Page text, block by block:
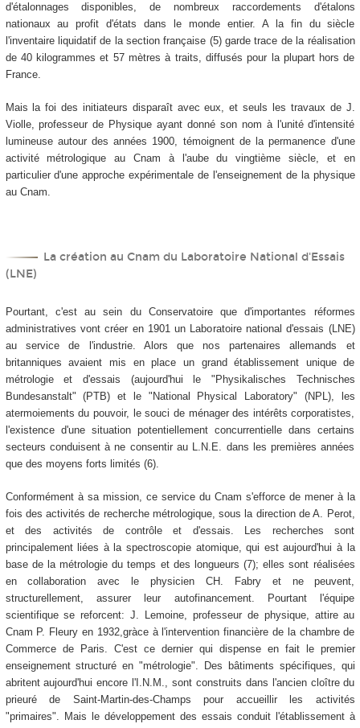
d'étalonnages disponibles, de nombreux raccordements d'étalons
nationaux au profit d'états dans le monde entier. A la fin du siècle
l'inventaire liquidatif de la section française (5) garde trace de la réalisation
de 40 kilogrammes et 57 mètres à traits, diffusés pour la plupart hors de
France.
Mais la foi des initiateurs disparaît avec eux, et seuls les travaux de J.
Violle, professeur de Physique ayant donné son nom à l'unité d'intensité
lumineuse autour des années 1900, témoignent de la permanence d'une
activité métrologique au Cnam à l'aube du vingtième siècle, et en
particulier d'une approche expérimentale de l'enseignement de la physique
au Cnam.
La création au Cnam du Laboratoire National d'Essais
(LNE)
Pourtant, c'est au sein du Conservatoire que d'importantes réformes
administratives vont créer en 1901 un Laboratoire national d'essais (LNE)
au service de l'industrie. Alors que nos partenaires allemands et
britanniques avaient mis en place un grand établissement unique de
métrologie et d'essais (aujourd'hui le "Physikalisches Technisches
Bundesanstalt" (PTB) et le "National Physical Laboratory" (NPL), les
atermoiements du pouvoir, le souci de ménager des intérêts corporatistes,
l'existence d'une situation potentiellement concurrentielle dans certains
secteurs conduisent à ne consentir au L.N.E. dans les premières années
que des moyens forts limités (6).
Conformément à sa mission, ce service du Cnam s'efforce de mener à la
fois des activités de recherche métrologique, sous la direction de A. Perot,
et des activités de contrôle et d'essais. Les recherches sont
principalement liées à la spectroscopie atomique, qui est aujourd'hui à la
base de la métrologie du temps et des longueurs (7); elles sont réalisées
en collaboration avec le physicien CH. Fabry et ne peuvent,
structurellement, assurer leur autofinancement. Pourtant l'équipe
scientifique se reforcent: J. Lemoine, professeur de physique, attire au
Cnam P. Fleury en 1932,gràce à l'intervention financière de la chambre de
Commerce de Paris. C'est ce dernier qui dispense en fait le premier
enseignement structuré en "métrologie". Des bâtiments spécifiques, qui
abritent aujourd'hui encore l'I.N.M., sont construits dans l'ancien cloître du
prieuré de Saint-Martin-des-Champs pour accueillir les activités
"primaires". Mais le développement des essais conduit l'établissement à